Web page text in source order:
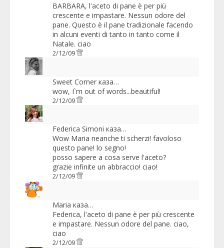
BARBARA, l'aceto di pane è per più
crescente e impastare. Nessun odore del
pane. Questo è il pane tradizionale facendo
in alcuni eventi di tanto in tanto come il
Natale. ciao
2/12/09
Sweet Corner каза…
wow, I`m out of words...beautiful!
2/12/09
Federica Simoni каза…
Wow Maria neanche ti scherzi! favoloso
questo pane! lo segno!
posso sapere a cosa serve l'aceto?
grazie infinite un abbraccio! ciao!
2/12/09
Maria каза…
Federica, l'aceto di pane è per più crescente
e impastare. Nessun odore del pane. ciao,
ciao
2/12/09